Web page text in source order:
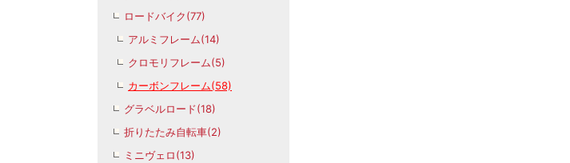
ロードバイク(77)
アルミフレーム(14)
クロモリフレーム(5)
カーボンフレーム(58)
グラベルロード(18)
折りたたみ自転車(2)
ミニヴェロ(13)